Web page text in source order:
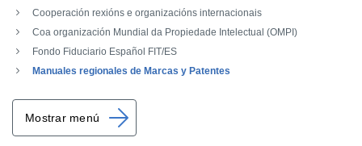
Cooperación rexións e organizacións internacionais
Coa organización Mundial da Propiedade Intelectual (OMPI)
Fondo Fiduciario Español FIT/ES
Manuales regionales de Marcas y Patentes
Mostrar menú